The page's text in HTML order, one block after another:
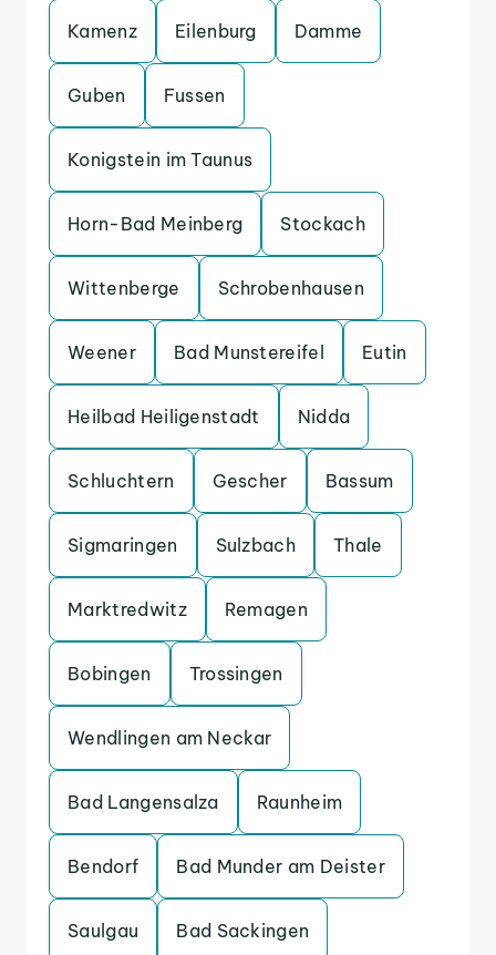
Kamenz Eilenburg Damme
Guben Fussen
Konigstein im Taunus
Horn-Bad Meinberg Stockach
Wittenberge Schrobenhausen
Weener Bad Munstereifel Eutin
Heilbad Heiligenstadt Nidda
Schluchtern Gescher Bassum
Sigmaringen Sulzbach Thale
Marktredwitz Remagen
Bobingen Trossingen
Wendlingen am Neckar
Bad Langensalza Raunheim
Bendorf Bad Munder am Deister
Saulgau Bad Sackingen